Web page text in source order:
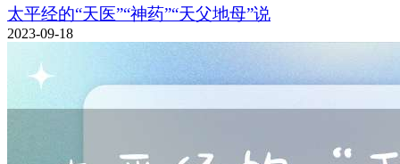
太平经的“天医”“神药”“天父地母”说
2023-09-18